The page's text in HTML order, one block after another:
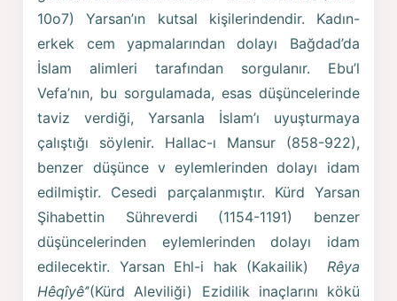
10o7) Yarsan’ın kutsal kişilerindendir. Kadın-
erkek cem yapmalarından dolayı Bağdad’da
İslam alimleri tarafından sorgulanır. Ebu’l
Vefa’nın, bu sorgulamada, esas düşüncelerinde
taviz verdiği, Yarsanla İslam’ı uyuşturmaya
çalıştığı söylenir. Hallac-ı Mansur (858-922),
benzer düşünce v eylemlerinden dolayı idam
edilmiştir. Cesedi parçalanmıştır. Kürd Yarsan
Şihabettin Sühreverdi (1154-1191) benzer
düşüncelerinden eylemlerinden dolayı idam
edilecektir. Yarsan Ehl-i hak (Kakailik) Rêya
Hêqîyê’’(Kürd Aleviliği) Ezidilik inaçlarını kökü